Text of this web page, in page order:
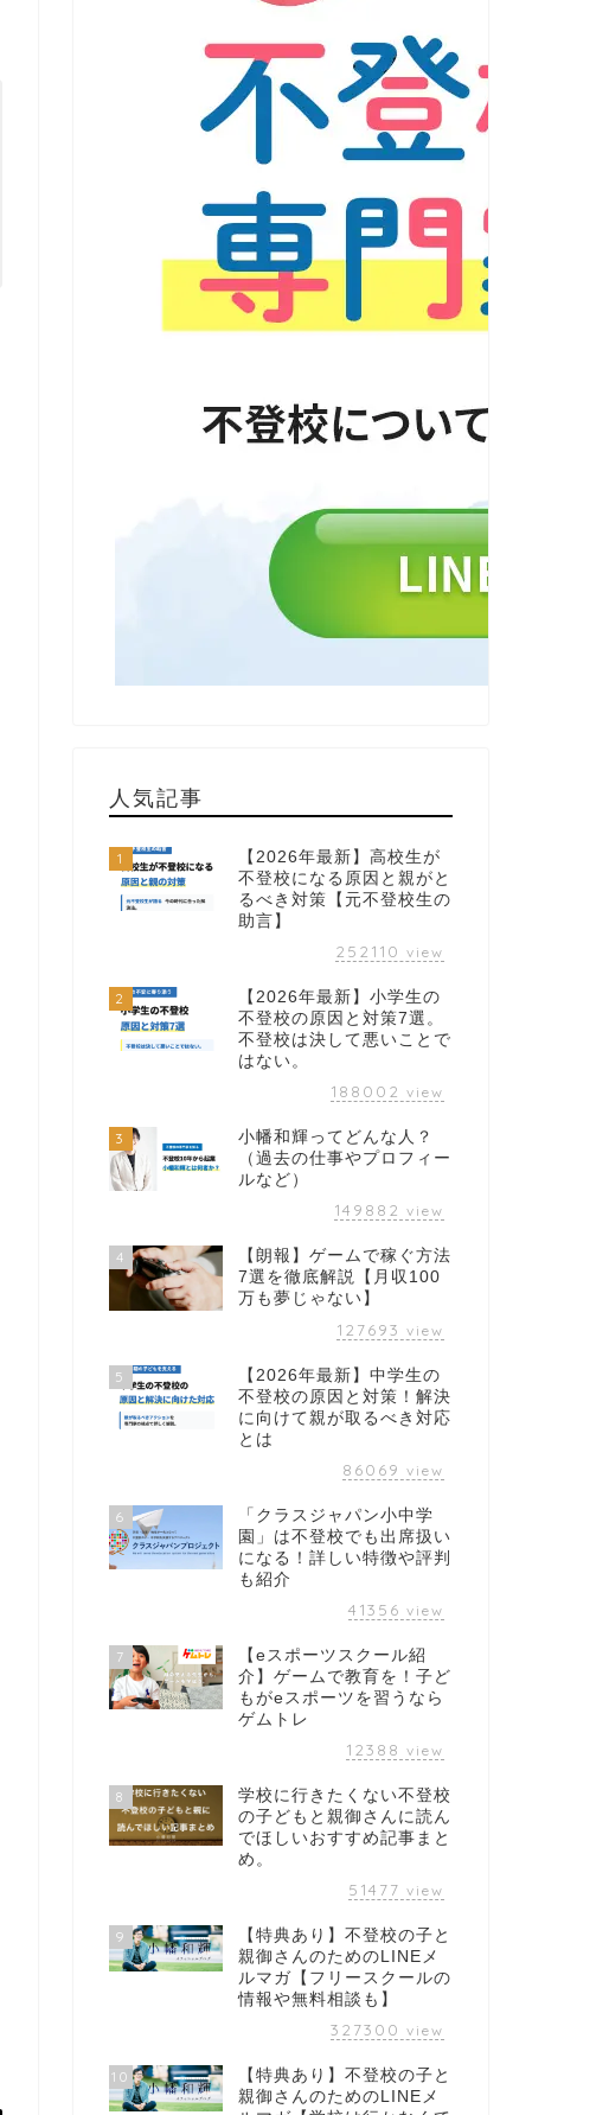
人気記事
1
【2026年最新】高校生が
不登校になる原因と親がと
るべき対策【元不登校生の
助言】
252110 view
2
【2026年最新】小学生の
不登校の原因と対策7選。
不登校は決して悪いことで
はない。
188002 view
3
小幡和輝ってどんな人？
（過去の仕事やプロフィー
ルなど）
149882 view
4
【朗報】ゲームで稼ぐ方法
7選を徹底解説【月収100
万も夢じゃない】
127693 view
5
【2026年最新】中学生の
不登校の原因と対策！解決
に向けて親が取るべき対応
とは
86069 view
6
「クラスジャパン小中学
園」は不登校でも出席扱い
になる！詳しい特徴や評判
も紹介
41356 view
7
【eスポーツスクール紹
介】ゲームで教育を！子ど
もがeスポーツを習うなら
ゲムトレ
12388 view
8
学校に行きたくない不登校
の子どもと親御さんに読ん
でほしいおすすめ記事まと
め。
51477 view
9
【特典あり】不登校の子と
親御さんのためのLINEメ
ルマガ【フリースクールの
情報や無料相談も】
327300 view
10
【特典あり】不登校の子と
親御さんのためのLINEメ